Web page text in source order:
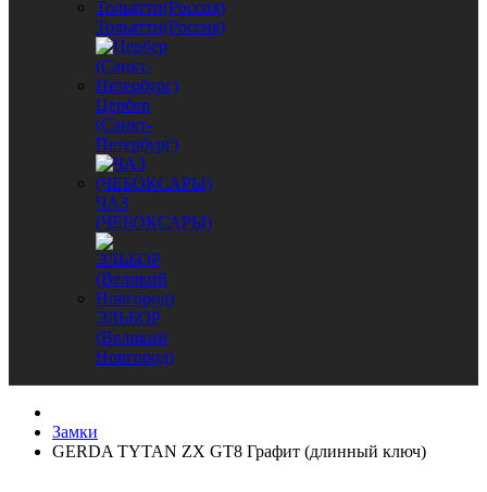
Тольятти(Россия)
Цербер
(Санкт-
Петербург)
ЧАЗ
(ЧЕБОКСАРЫ)
ЭЛЬБОР
(Великий
Новгород)
Замки
GERDA TYTAN ZX GT8 Графит (длинный ключ)